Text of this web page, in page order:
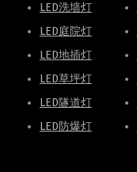
LED洗墙灯
LED庭院灯
LED地插灯
LED草坪灯
LED隧道灯
LED防爆灯